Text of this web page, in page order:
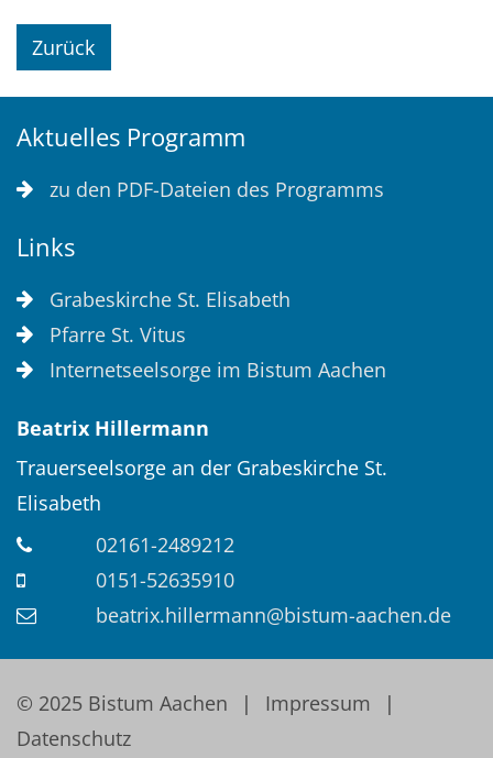
Zurück
Aktuelles Programm
zu den PDF-Dateien des Programms
Links
Grabeskirche St. Elisabeth
Pfarre St. Vitus
Internetseelsorge im Bistum Aachen
Beatrix Hillermann
Trauerseelsorge an der Grabeskirche St.
Elisabeth
02161-2489212
0151-52635910
beatrix.hillermann@bistum-aachen.de
© 2025 Bistum Aachen
Impressum
Datenschutz